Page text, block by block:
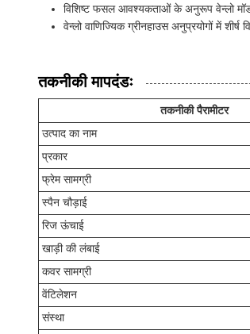
विशिष्ट फसल आवश्यकताओं के अनुरूप वेन्लो
वेन्लो वाणिज्यिक ग्रीनहाउस अनुप्रयोगों में शीर्ष
तकनीकी मापदंडः
तकनीकी पैरामीटर
उत्पाद का नाम
प्रकार
फ्रेम सामग्री
स्पैन चौड़ाई
रिज ऊंचाई
खाड़ी की लंबाई
कवर सामग्री
वेंटिलेशन
संस्था